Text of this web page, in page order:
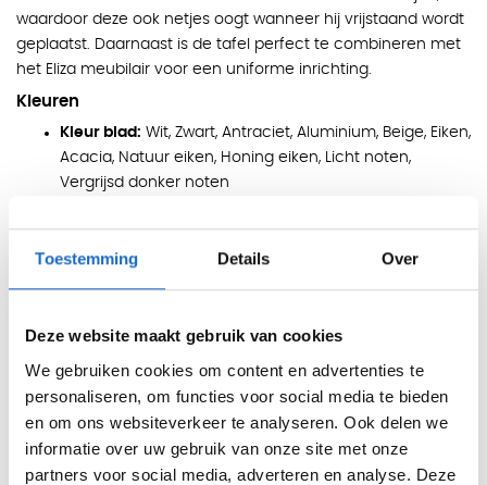
Toestemming Details Over
Deze website maakt gebruik van cookies
We gebruiken cookies om content en advertenties te
personaliseren, om functies voor social media te bieden
en om ons websiteverkeer te analyseren. Ook delen we
informatie over uw gebruik van onze site met onze
partners voor social media, adverteren en analyse. Deze
waardoor deze ook netjes oogt wanneer hij vrijstaand wordt
geplaatst. Daarnaast is de tafel perfect te combineren met
het Eliza meubilair voor een uniforme inrichting.
Kleuren
Kleur blad: Wit, Zwart, Antraciet, Aluminium, Beige, Eiken,
Acacia, Natuur eiken, Honing eiken, Licht noten,
Vergrijsd donker noten
Eigenschappen
Multifunctioneel inzetbaar als vergadertafel of
kantinetafel
Inclusief schaamschot aan één zijde
Geschikt voor diverse interieurstijlen
Perfect te combineren met Eliza meubilair